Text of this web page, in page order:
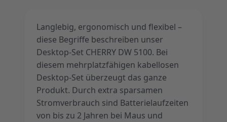
Langlebig, ergonomisch und flexibel –
diese Begriffe beschreiben unser
Desktop-Set CHERRY DW 5100. Bei
diesem mehrplatzfähigen kabellosen
Desktop-Set überzeugt das ganze
Produkt. Durch extra sparsamen
Stromverbrauch sind Batterielaufzeiten
von bis zu 2 Jahren bei Maus und